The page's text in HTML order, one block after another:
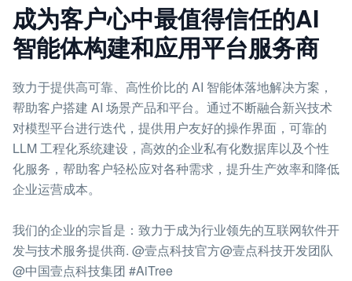
成为客户心中最值得信任的AI
智能体构建和应用平台服务商
致力于提供高可靠、高性价比的 AI 智能体落地解决方案，
帮助客户搭建 AI 场景产品和平台。通过不断融合新兴技术
对模型平台进行迭代，提供用户友好的操作界面，可靠的
LLM 工程化系统建设，高效的企业私有化数据库以及个性
化服务，帮助客户轻松应对各种需求，提升生产效率和降低
企业运营成本。
我们的企业的宗旨是：致力于成为行业领先的互联网软件开
发与技术服务提供商. @壹点科技官方@壹点科技开发团队
@中国壹点科技集团 #AiTree